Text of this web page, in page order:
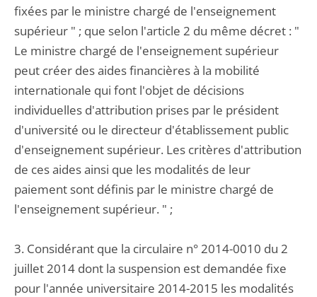
fixées par le ministre chargé de l'enseignement
supérieur " ; que selon l'article 2 du même décret : "
Le ministre chargé de l'enseignement supérieur
peut créer des aides financières à la mobilité
internationale qui font l'objet de décisions
individuelles d'attribution prises par le président
d'université ou le directeur d'établissement public
d'enseignement supérieur. Les critères d'attribution
de ces aides ainsi que les modalités de leur
paiement sont définis par le ministre chargé de
l'enseignement supérieur. " ;
3. Considérant que la circulaire n° 2014-0010 du 2
juillet 2014 dont la suspension est demandée fixe
pour l'année universitaire 2014-2015 les modalités